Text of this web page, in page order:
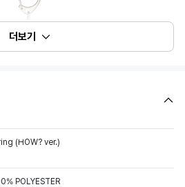
더보기
(HOW? ver.)
POLYESTER